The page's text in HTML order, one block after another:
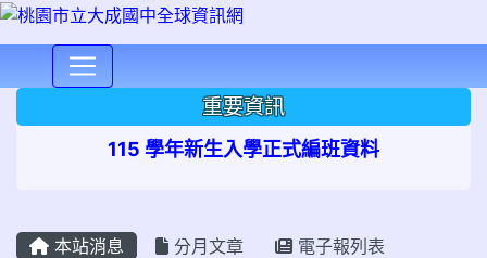
重要資訊
115 學年新生入學正式編班資料
本站消息 分月文章 電子報列表